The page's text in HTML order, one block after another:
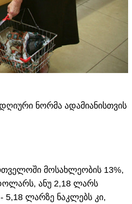
ნორმა ადამიანისთვის
მოსახლეობის 13%,
ანუ 2,18 ლარს
5,18 ლარზე ნაკლებს კი,